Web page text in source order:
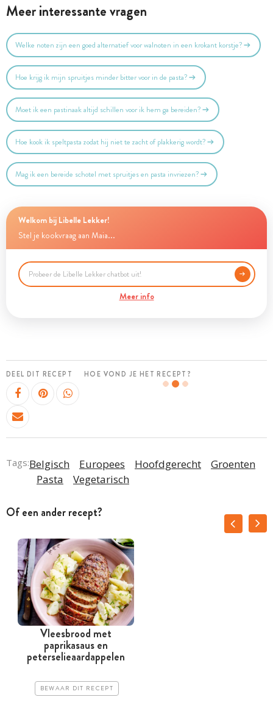
Meer interessante vragen
Welke noten zijn een goed alternatief voor walnoten in een krokant korstje?
Hoe krijg ik mijn spruitjes minder bitter voor in de pasta?
Moet ik een pastinaak altijd schillen voor ik hem ga bereiden?
Hoe kook ik speltpasta zodat hij niet te zacht of plakkerig wordt?
Mag ik een bereide schotel met spruitjes en pasta invriezen?
Welkom bij Libelle Lekker!
Stel je kookvraag aan Maia...
Meer info
DEEL DIT RECEPT HOE VOND JE HET RECEPT?
Tags:Belgisch Europees Hoofdgerecht
Groenten
Pasta
Vegetarisch
Of een ander recept?
Vleesbrood met
paprikasaus en
peterselieaardappelen
BEWAAR DIT RECEPT